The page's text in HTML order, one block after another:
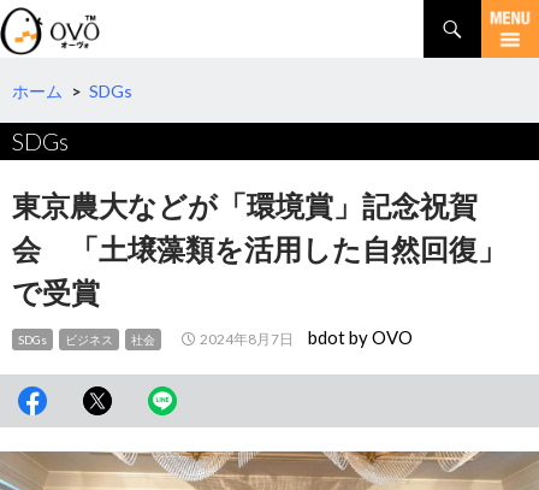
検
索
コ
テ
ツ
へ
移
動
ホーム > SDGs
SDGs
東京農大などが「環境賞」記念祝賀
会 「土壌藻類を活用した自然回復」
で受賞
SDGs ビジネス 社会 2024年8月7日 bdot by OVO